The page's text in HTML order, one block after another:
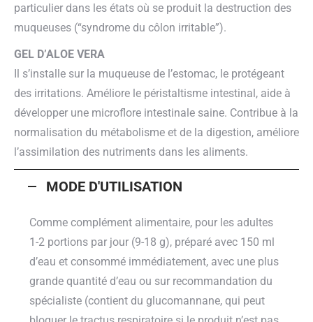
particulier dans les états où se produit la destruction des
muqueuses (“syndrome du côlon irritable”).
GEL D’ALOE VERA
Il s’installe sur la muqueuse de l’estomac, le protégeant
des irritations. Améliore le péristaltisme intestinal, aide à
développer une microflore intestinale saine. Contribue à la
normalisation du métabolisme et de la digestion, améliore
l’assimilation des nutriments dans les aliments.
MODE D'UTILISATION
Comme complément alimentaire, pour les adultes
1-2 portions par jour (9-18 g), préparé avec 150 ml
d’eau et consommé immédiatement, avec une plus
grande quantité d’eau ou sur recommandation du
spécialiste (contient du glucomannane, qui peut